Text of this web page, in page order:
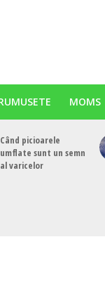
MOMS
Când picioarele
umflate sunt un semn
al varicelor